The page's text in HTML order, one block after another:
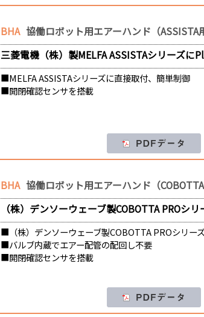
BHA 協働ロボット用エアーハンド（ASSISTA
三菱電機（株）製MELFA ASSISTAシリーズに
■MELFA ASSISTAシリーズに直接取付、簡単制御
■開閉確認センサを搭載
BHA 協働ロボット用エアーハンド（COBOTTA
（株）デンソーウェーブ製COBOTTA PROシ
■（株）デンソーウェーブ製COBOTTA PROシリー
■バルブ内蔵でエアー配管の配回し不要
■開閉確認センサを搭載